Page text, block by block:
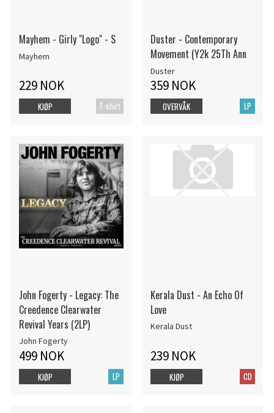
Mayhem - Girly "Logo" - S
Mayhem
229 NOK
T-shirt
KJØP
Duster - Contemporary
Movement (Y2k 25Th Ann
Duster
359 NOK
LP
OVERVÅK
John Fogerty - Legacy: The
Creedence Clearwater
Revival Years (2LP)
John Fogerty
499 NOK
LP
KJØP
Kerala Dust - An Echo Of
Love
Kerala Dust
239 NOK
CD
KJØP